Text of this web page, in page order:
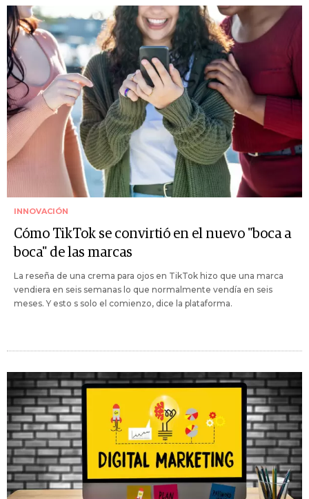
INNOVACIÓN
Cómo TikTok se convirtió en el nuevo "boca a
boca" de las marcas
La reseña de una crema para ojos en TikTok hizo que una marca
vendiera en seis semanas lo que normalmente vendía en seis
meses. Y esto s solo el comienzo, dice la plataforma.